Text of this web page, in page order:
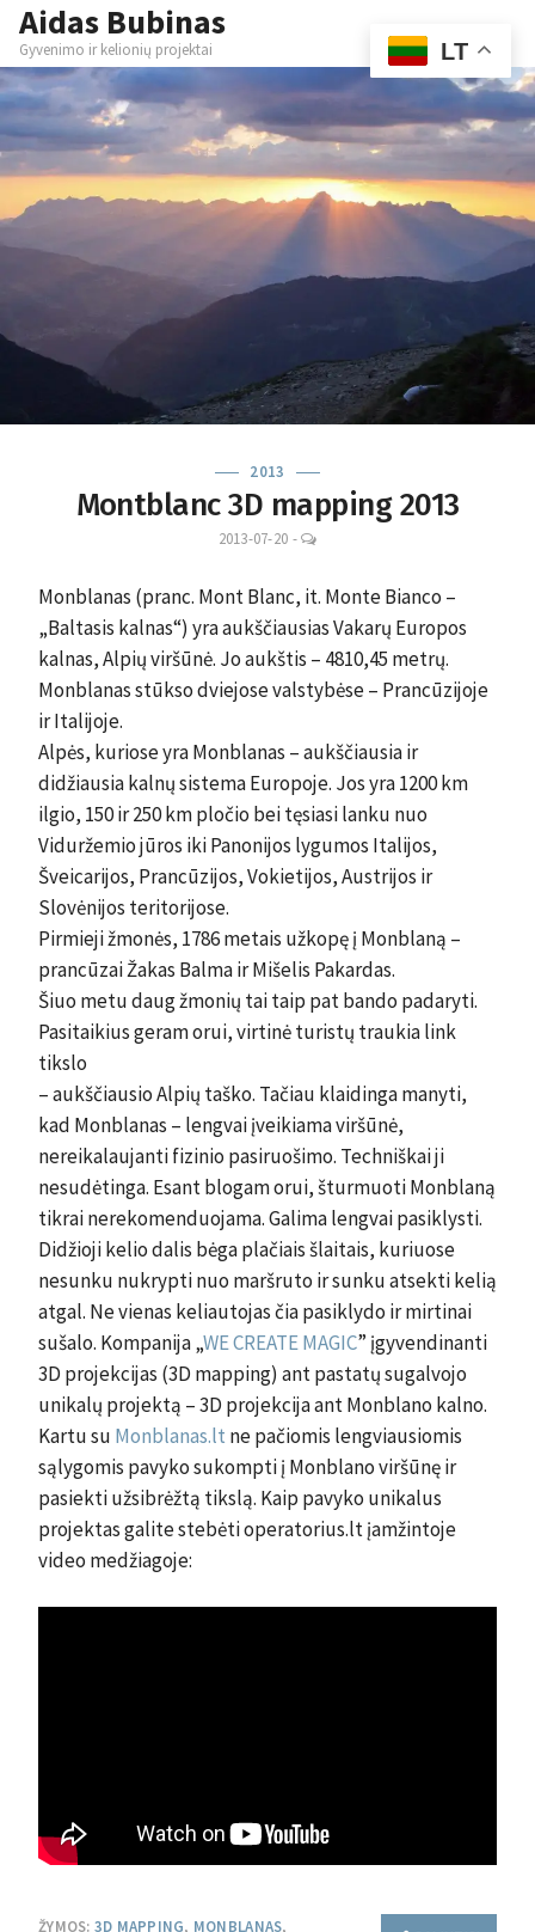
Skip
content
Aidas Bubinas
Gyvenimo ir kelionių projektai
2013
Montblanc 3D mapping 2013
2013-07-20 -
LEAVE
Monblanas (pranc. Mont Blanc, it. Monte Bianco –
„Baltasis kalnas“) yra aukščiausias Vakarų Europos
kalnas, Alpių viršūnė. Jo aukštis – 4810,45 metrų.
Monblanas stūkso dviejose valstybėse – Prancūzijoje
ir Italijoje.
Alpės, kuriose yra Monblanas – aukščiausia ir
didžiausia kalnų sistema Europoje. Jos yra 1200 km
ilgio, 150 ir 250 km pločio bei tęsiasi lanku nuo
Viduržemio jūros iki Panonijos lygumos Italijos,
Šveicarijos, Prancūzijos, Vokietijos, Austrijos ir
Slovėnijos teritorijose.
Pirmieji žmonės, 1786 metais užkopę į Monblaną –
prancūzai Žakas Balma ir Mišelis Pakardas.
Šiuo metu daug žmonių tai taip pat bando padaryti.
Pasitaikius geram orui, virtinė turistų traukia link
tikslo
– aukščiausio Alpių taško. Tačiau klaidinga manyti,
kad Monblanas – lengvai įveikiama viršūnė,
nereikalaujanti fizinio pasiruošimo. Techniškai ji
nesudėtinga. Esant blogam orui, šturmuoti Monblaną
tikrai nerekomenduojama. Galima lengvai pasiklysti.
Didžioji kelio dalis bėga plačiais šlaitais, kuriuose
nesunku nukrypti nuo maršruto ir sunku atsekti kelią
atgal. Ne vienas keliautojas čia pasiklydo ir mirtinai
sušalo. Kompanija „WE CREATE MAGIC” įgyvendinanti
3D projekcijas (3D mapping) ant pastatų sugalvojo
unikalų projektą – 3D projekcija ant Monblano kalno.
Kartu su Monblanas.lt ne pačiomis lengviausiomis
sąlygomis pavyko sukompti į Monblano viršūnę ir
pasiekti užsibrėžtą tikslą. Kaip pavyko unikalus
projektas galite stebėti operatorius.lt įamžintoje
video medžiagoje:
ŽYMOS: 3D MAPPING, MONBLANAS,
LT